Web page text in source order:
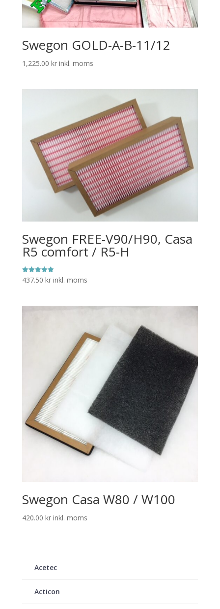
Swegon GOLD-A-B-11/12
1,225.00 kr inkl. moms
Swegon FREE-V90/H90, Casa
R5 comfort / R5-H
Betygsatt
5.00
437.50 kr inkl. moms
Swegon Casa W80 / W100
420.00 kr inkl. moms
Acetec
Acticon